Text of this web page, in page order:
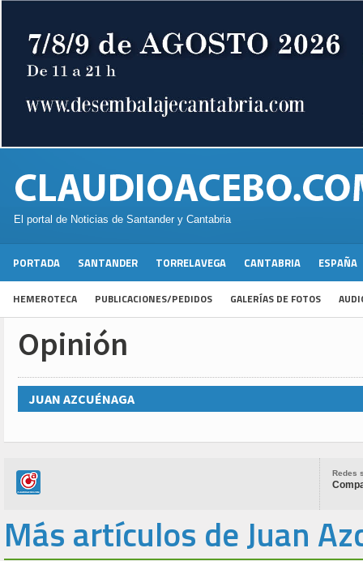
El portal de Noticias de Santander y Cantabria
PORTADA SANTANDER TORRELAVEGA CANTABRIA ESPAÑA
HEMEROTECA PUBLICACIONES/PEDIDOS GALERÍAS DE FOTOS
Opinión
JUAN AZCUÉNAGA
Redes
Más artículos de Juan